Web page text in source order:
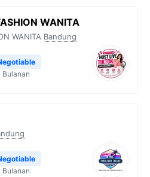
WANITA
WANITA Bandung
Bulanan
Bulanan